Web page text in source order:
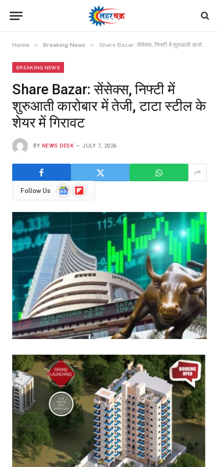
Home » Breaking News » Share Bazar: सेंसेक्स, निफ्टी में शुरुआती कारोबार में तेजी, टाटा स्टील के शेयर में गिरावट
BREAKING NEWS
Share Bazar: सेंसेक्स, निफ्टी में
शुरुआती कारोबार में तेजी, टाटा स्टील के
शेयर में गिरावट
BY NEWS DESK JULY 7, 2026
Follow Us
GoogleFlipboard